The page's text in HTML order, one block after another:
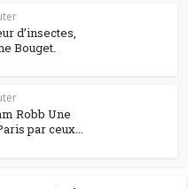
d’insectes,
Bouget.
Robb Une
par ceux...